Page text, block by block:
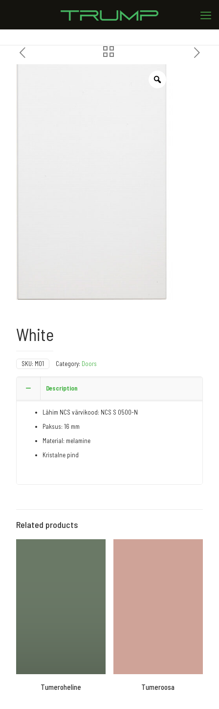
White
SKU: M01 Category: Doors
Description
Lähim NCS värvikood: NCS S 0500-N
Paksus: 16 mm
Material: melamine
Kristalne pind
Related products
Tumeroheline Tumeroosa